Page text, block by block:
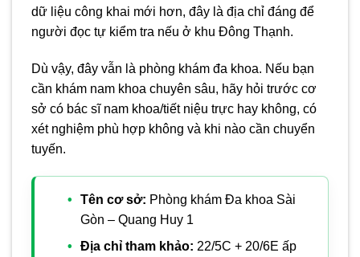
dữ liệu công khai mới hơn, đây là địa chỉ đáng để
người đọc tự kiểm tra nếu ở khu Đông Thạnh.
Dù vậy, đây vẫn là phòng khám đa khoa. Nếu bạn
cần khám nam khoa chuyên sâu, hãy hỏi trước cơ
sở có bác sĩ nam khoa/tiết niệu trực hay không, có
xét nghiệm phù hợp không và khi nào cần chuyển
tuyến.
Tên cơ sở: Phòng khám Đa khoa Sài
Gòn – Quang Huy 1
Địa chỉ tham khảo: 22/5C + 20/6E ấp